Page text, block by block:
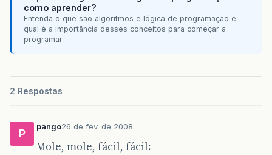
como aprender?
Entenda o que são algoritmos e lógica de programação e
qual é a importância desses conceitos para começar a
programar
2 Respostas
P
pango26 de fev. de 2008
Mole, mole, fácil, fácil: